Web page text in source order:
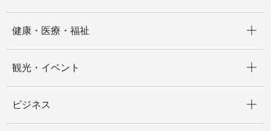
健康・医療・福祉
観光・イベント
ビジネス